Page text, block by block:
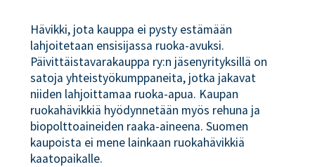
Hävikki, jota kauppa ei pysty estämään
lahjoitetaan ensisijassa ruoka-avuksi.
Päivittäistavarakauppa ry:n jäsenyrityksillä on
satoja yhteistyökumppaneita, jotka jakavat
niiden lahjoittamaa ruoka-apua. Kaupan
ruokahävikkiä hyödynnetään myös rehuna ja
biopolttoaineiden raaka-aineena. Suomen
kaupoista ei mene lainkaan ruokahävikkiä
kaatopaikalle.